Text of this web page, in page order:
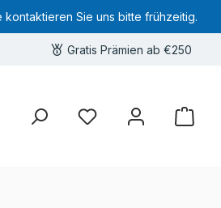
kontaktieren Sie uns bitte frühzeitig.
Gratis Prämien ab €250
Hardware-Deals
Sie haben 0 Produkte